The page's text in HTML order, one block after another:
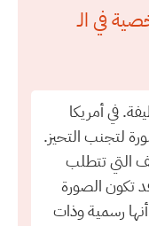
في الـ
في أمريكا
لتجنب التحيز.
التي تتطلب
تكون الصورة
رسمية وذات